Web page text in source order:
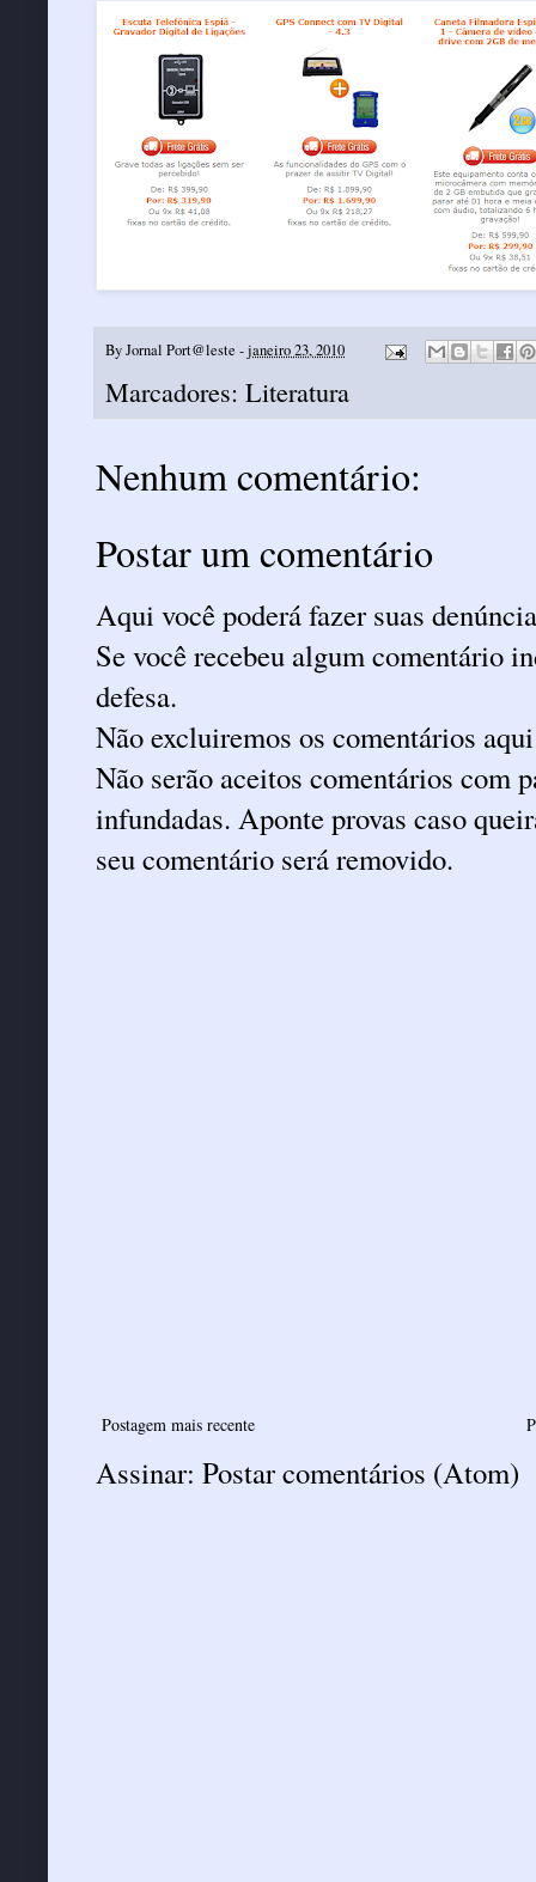
ByJornal Port@leste -janeiro 23, 2010
Marcadores: Literatura
Nenhum comentário:
Postar um comentário
Aqui você poderá fazer suas
Se você recebeu algum comentário
defesa.
Não excluiremos os comentários
Não serão aceitos comentários com
infundadas. Aponte provas caso
seu comentário será removido.
Postagem mais recente
Assinar: Postar comentários (Atom)